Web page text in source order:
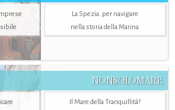
La Spezia. per navigare
nella storia della Marina
NONSOLOMARE
Il Mare della Tranquillità?